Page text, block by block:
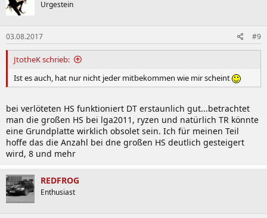
Urgestein
03.08.2017 #9
JtotheK schrieb:
Ist es auch, hat nur nicht jeder mitbekommen wie mir scheint
bei verlöteten HS funktioniert DT erstaunlich gut...betrachtet
man die großen HS bei lga2011, ryzen und natürlich TR könnte
eine Grundplatte wirklich obsolet sein. Ich für meinen Teil
hoffe das die Anzahl bei dne großen HS deutlich gesteigert
wird, 8 und mehr
REDFROG
Enthusiast